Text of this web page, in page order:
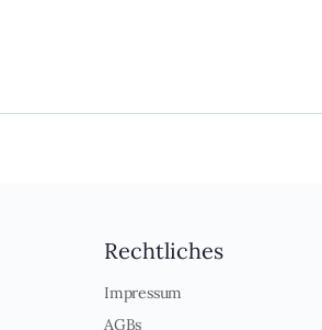
Rechtliches
Impressum
AGBs